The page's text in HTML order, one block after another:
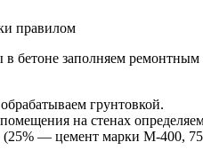
правилом
заполняем ремонтным
грунтовкой.
на стенах
— цемент марки М-400,